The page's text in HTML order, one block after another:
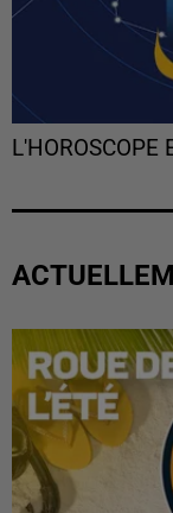
L'HOROSCOPE